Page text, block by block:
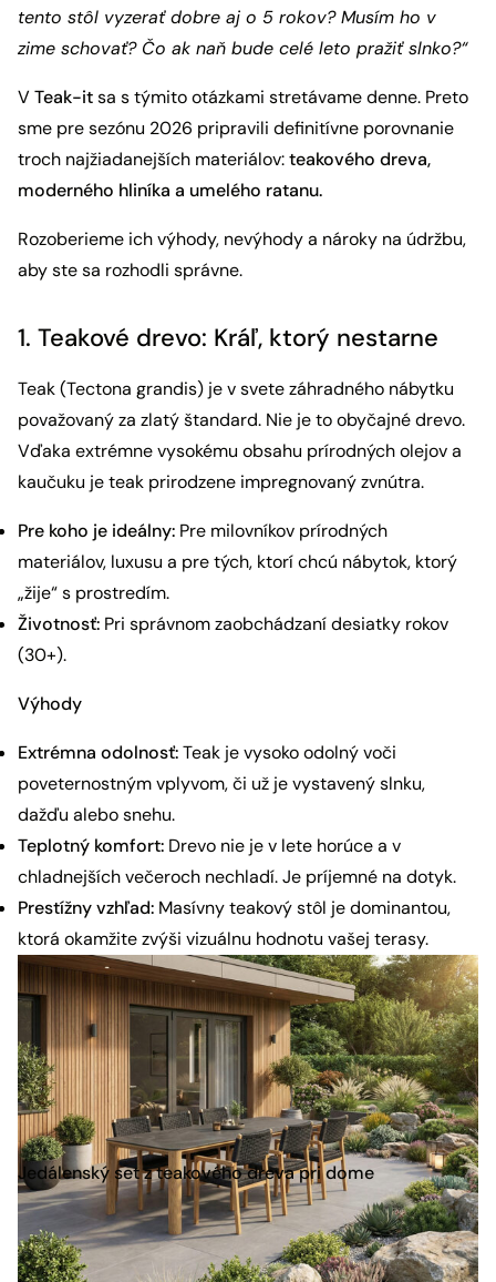
tento stôl vyzerať dobre aj o 5 rokov? Musím ho v
zime schovať? Čo ak naň bude celé leto pražiť slnko?“
VTeak-itsa s týmito otázkami stretávame denne. Preto
sme pre sezónu 2026 pripravili definitívne porovnanie
troch najžiadanejších materiálov:teakového dreva,
moderného hliníka a umelého ratanu.
Rozoberieme ich výhody, nevýhody a nároky na údržbu,
aby ste sa rozhodli správne.
1. Teakové drevo: Kráľ, ktorý nestarne
Teak (Tectona grandis) je v svete záhradného nábytku
považovaný za zlatý štandard. Nie je to obyčajné drevo.
Vďaka extrémne vysokému obsahu prírodných olejov a
kaučuku je teak prirodzene impregnovaný zvnútra.
Pre koho je ideálny: Pre milovníkov prírodných
materiálov, luxusu a pre tých, ktorí chcú nábytok, ktorý
„žije“ s prostredím.
Životnosť: Pri správnom zaobchádzaní desiatky rokov
(30+).
Výhody
Extrémna odolnosť:Teak je vysoko odolný voči
poveternostným vplyvom, či už je vystavený slnku,
dažďu alebo snehu.
Teplotný komfort: Drevo nie je v lete horúce a v
chladnejších večeroch nechladí. Je príjemné na dotyk.
Prestížny vzhľad: Masívny teakový stôl je dominantou,
ktorá okamžite zvýši vizuálnu hodnotu vašej terasy.
Jedálenský set z teakového dreva pri dome